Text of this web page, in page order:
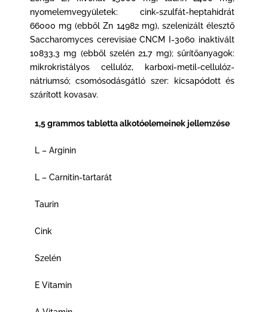
nyomelemvegyületek: cink-szulfát-heptahidrát
66000 mg (ebből Zn 14982 mg), szelenizált élesztő
Saccharomyces cerevisiae CNCM I-3060 inaktivált
10833,3 mg (ebből szelén 21,7 mg); sűrítőanyagok:
mikrokristályos cellulóz, karboxi-metil-cellulóz-
nátriumsó; csomósodásgátló szer: kicsapódott és
szárított kovasav.
1,5 grammos tabletta alkotóelemeinek jellemzése
L – Arginin
L – Carnitin-tartarát
Taurin
Cink
Szelén
E Vitamin